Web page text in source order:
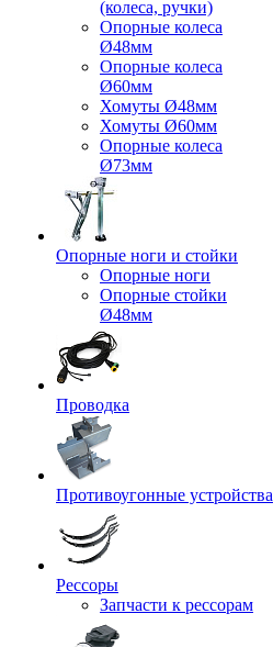
(колеса, ручки)
Опорные колеса
Ø48мм
Опорные колеса
Ø60мм
Хомуты Ø48мм
Хомуты Ø60мм
Опорные колеса
Ø73мм
Опорные ноги и стойки
Опорные ноги
Опорные стойки
Ø48мм
Проводка
Противоугонные устройства
Рессоры
Запчасти к рессорам